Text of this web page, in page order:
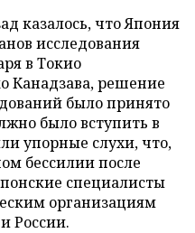
казалось, что Япония
исследования
в Токио
Канадзава, решение
было принято
было вступить в
упорные слухи, что,
бессилии после
специалисты
организациям
России.